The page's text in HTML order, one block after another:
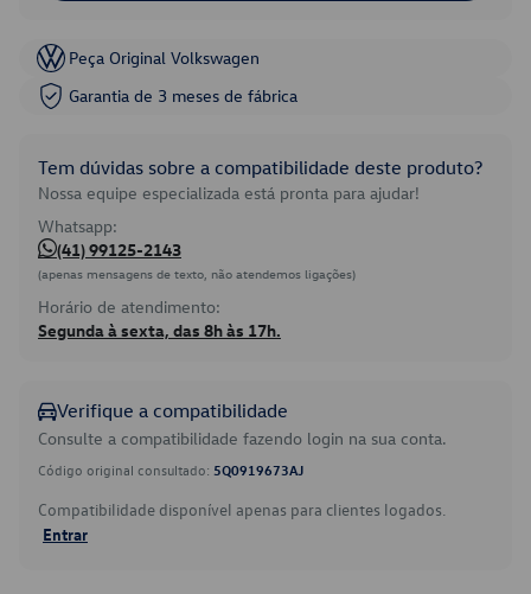
Peça Original Volkswagen
Garantia de 3 meses de fábrica
Tem dúvidas sobre a compatibilidade deste produto?
Nossa equipe especializada está pronta para ajudar!
Whatsapp:
(41) 99125-2143
(apenas mensagens de texto, não atendemos ligações)
Horário de atendimento:
Segunda à sexta, das 8h às 17h.
Verifique a compatibilidade
Consulte a compatibilidade fazendo login na sua conta.
Código original consultado: 5Q0919673AJ
Compatibilidade disponível apenas para clientes logados.
Entrar